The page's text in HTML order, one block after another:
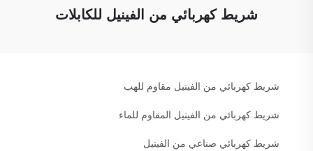
شريط كهربائي من الفينيل للكابلات
شريط كهربائي من الفينيل مقاوم للهب
شريط كهربائي من الفينيل المقاوم للماء
شريط كهربائي صناعي من الفينيل